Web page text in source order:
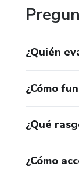
¿Quién
¿Cómo
¿Qué
¿Cómo